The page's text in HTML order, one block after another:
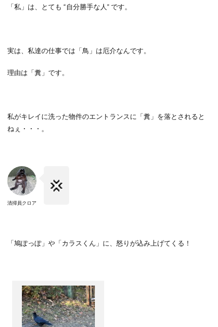
「私」は、とても “自分勝手な人” です。
実は、私達の仕事では「鳥」は厄介なんです。
理由は「糞」です。
私がキレイに洗った物件のエントランスに「糞」を落とされると
ねぇ・・・。
清掃員クロア
💢
「鳩ぽっぽ」や「カラスくん」に、怒りが込み上げてくる！